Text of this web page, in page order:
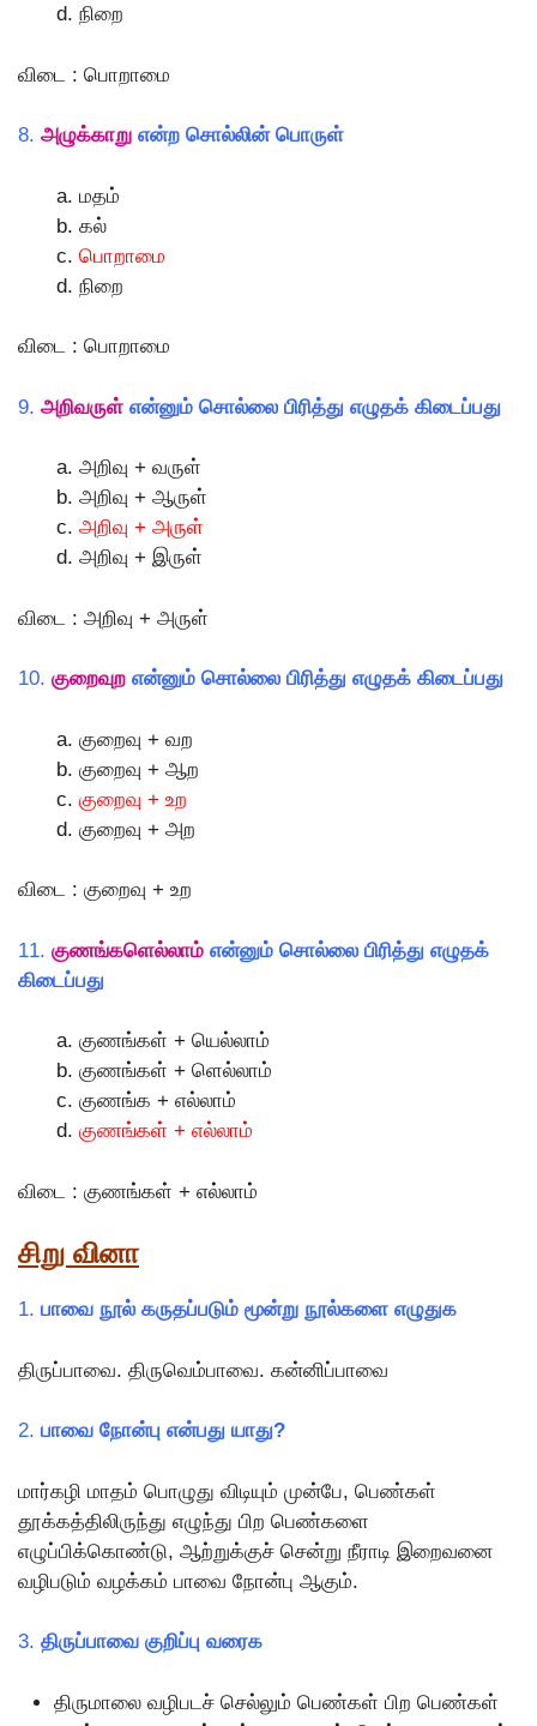
நிறை
விடை : பொறாமை
8. அழுக்காறு என்ற சொல்லின் பொருள்
மதம்
கல்
பொறாமை
நிறை
விடை : பொறாமை
9. அறிவருள் என்னும் சொல்லை பிரித்து எழுதக் கிடைப்பது
அறிவு + வருள்
அறிவு + ஆருள்
அறிவு + அருள்
அறிவு + இருள்
விடை : அறிவு + அருள்
10. குறைவுற என்னும் சொல்லை பிரித்து எழுதக் கிடைப்பது
குறைவு + வற
குறைவு + ஆற
குறைவு + உற
குறைவு + அற
விடை : குறைவு + உற
11. குணங்களெல்லாம் என்னும் சொல்லை பிரித்து எழுதக்
கிடைப்பது
குணங்கள் + யெல்லாம்
குணங்கள் + ளெல்லாம்
குணங்க + எல்லாம்
குணங்கள் + எல்லாம்
விடை : குணங்கள் + எல்லாம்
சிறு வினா
1. பாவை நூல் கருதப்படும் மூன்று நூல்களை எழுதுக
திருப்பாவை. திருவெம்பாவை. கன்னிப்பாவை
2. பாவை நோன்பு என்பது யாது?
மார்கழி மாதம் பொழுது விடியும் முன்பே, பெண்கள்
தூக்கத்திலிருந்து எழுந்து பிற பெண்களை
எழுப்பிக்கொண்டு, ஆற்றுக்குச் சென்று நீராடி இறைவனை
வழிபடும் வழக்கம் பாவை நோன்பு ஆகும்.
3. திருப்பாவை குறிப்பு வரைக
திருமாலை வழிபடச் செல்லும் பெண்கள் பிற பெண்கள்